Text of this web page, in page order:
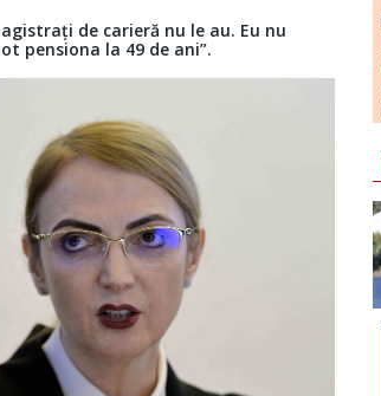
de carieră nu le au. Eu nu
pensiona la 49 de ani”.